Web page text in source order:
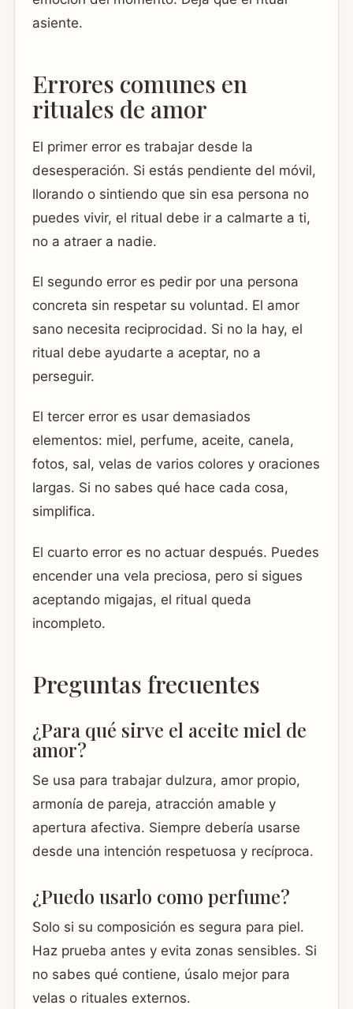
asiente.
Errores comunes en
rituales de amor
El primer error es trabajar desde la
desesperación. Si estás pendiente del móvil,
llorando o sintiendo que sin esa persona no
puedes vivir, el ritual debe ir a calmarte a ti,
no a atraer a nadie.
El segundo error es pedir por una persona
concreta sin respetar su voluntad. El amor
sano necesita reciprocidad. Si no la hay, el
ritual debe ayudarte a aceptar, no a
perseguir.
El tercer error es usar demasiados
elementos: miel, perfume, aceite, canela,
fotos, sal, velas de varios colores y oraciones
largas. Si no sabes qué hace cada cosa,
simplifica.
El cuarto error es no actuar después. Puedes
encender una vela preciosa, pero si sigues
aceptando migajas, el ritual queda
incompleto.
Preguntas frecuentes
¿Para qué sirve el aceite miel de
amor?
Se usa para trabajar dulzura, amor propio,
armonía de pareja, atracción amable y
apertura afectiva. Siempre debería usarse
desde una intención respetuosa y recíproca.
¿Puedo usarlo como perfume?
Solo si su composición es segura para piel.
Haz prueba antes y evita zonas sensibles. Si
no sabes qué contiene, úsalo mejor para
velas o rituales externos.